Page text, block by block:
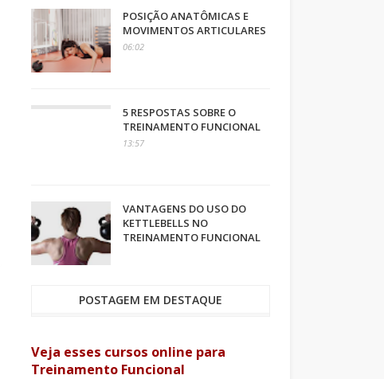
POSIÇÃO ANATÔMICAS E
MOVIMENTOS ARTICULARES
06:02
5 RESPOSTAS SOBRE O
TREINAMENTO FUNCIONAL
13:57
VANTAGENS DO USO DO
KETTLEBELLS NO
TREINAMENTO FUNCIONAL
POSTAGEM EM DESTAQUE
Veja esses cursos online para
Treinamento Funcional